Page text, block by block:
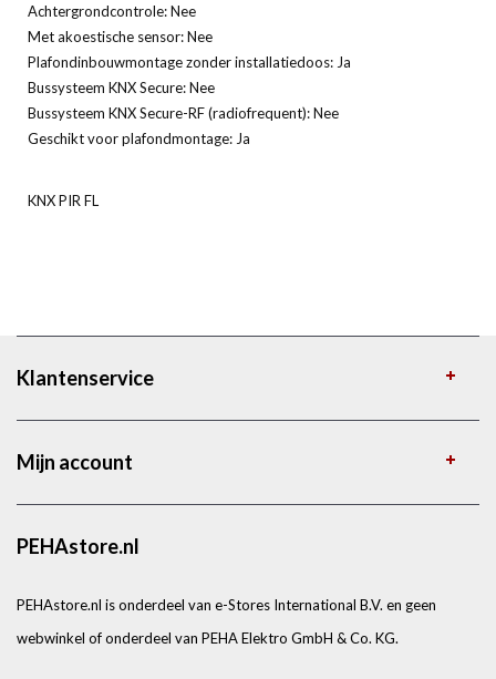
Achtergrondcontrole: Nee
Met akoestische sensor: Nee
Plafondinbouwmontage zonder installatiedoos: Ja
Bussysteem KNX Secure: Nee
Bussysteem KNX Secure-RF (radiofrequent): Nee
Geschikt voor plafondmontage: Ja
KNX PIR FL
Klantenservice
Mijn account
PEHAstore.nl
PEHAstore.nl is onderdeel van e-Stores International B.V. en geen
webwinkel of onderdeel van PEHA Elektro GmbH & Co. KG.